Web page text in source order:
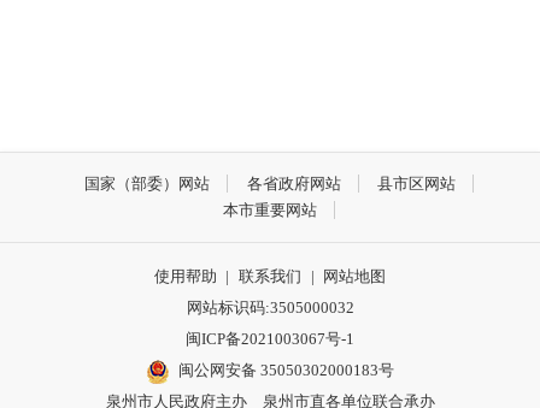
国家（部委）网站 各省政府网站
县市区网站
本市重要网站
使用帮助 | 联系我们 |
网站地图
网站标识码:3505000032
闽ICP备2021003067号-1
闽公网安备 35050302000183号
泉州市人民政府主办 泉州市直各单位联合承办